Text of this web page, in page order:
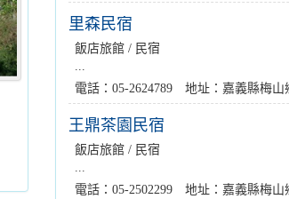
里森民宿
飯店旅館 / 民宿
...
電話：05-2624789 地址：嘉義縣梅山
王鼎茶園民宿
飯店旅館 / 民宿
電話：05-2502299 地址：嘉義縣梅山